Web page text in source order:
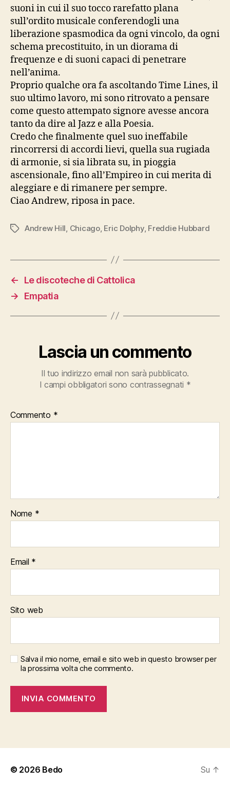
suoni in cui il suo tocco rarefatto plana
sull’ordito musicale conferendogli una
liberazione spasmodica da ogni vincolo, da ogni
schema precostituito, in un diorama di
frequenze e di suoni capaci di penetrare
nell’anima.
Proprio qualche ora fa ascoltando Time Lines, il
suo ultimo lavoro, mi sono ritrovato a pensare
come questo attempato signore avesse ancora
tanto da dire al Jazz e alla Poesia.
Credo che finalmente quel suo ineffabile
rincorrersi di accordi lievi, quella sua rugiada
di armonie, si sia librata su, in pioggia
ascensionale, fino all’Empireo in cui merita di
aleggiare e di rimanere per sempre.
Ciao Andrew, riposa in pace.
Tag Andrew Hill Chicago, Eric Dolphy, Freddie Hubbard
←
Le discoteche di Cattolica
→
Empatia
Lascia un commento
Il tuo indirizzo email non sarà pubblicato.
I campi obbligatori sono contrassegnati *
Commento *
Nome *
Email *
Sito web
Salva il mio nome, email e sito web in questo browser per
la prossima volta che commento.
© 2026 Bedo Su ↑